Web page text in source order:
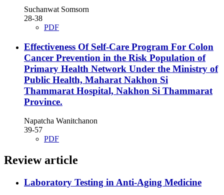
Suchanwat Somsorn
28-38
PDF
Effectiveness Of Self-Care Program For Colon
Cancer Prevention in the Risk Population of
Primary Health Network Under the Ministry of
Public Health, Maharat Nakhon Si
Thammarat Hospital, Nakhon Si Thammarat
Province.
Napatcha Wanitchanon
39-57
PDF
Review article
Laboratory Testing in Anti-Aging Medicine